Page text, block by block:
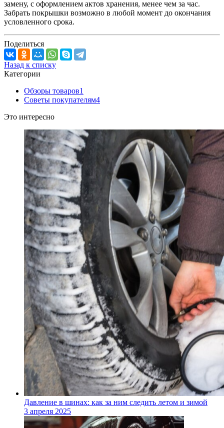
замену, с оформлением актов хранения, менее чем за час.
Забрать покрышки возможно в любой момент до окончания
условленного срока.
Поделиться
Назад к списку
Категории
Обзоры товаров1
Советы покупателям4
Это интересно
Давление в шинах: как за ним следить летом и зимой
3 апреля 2025